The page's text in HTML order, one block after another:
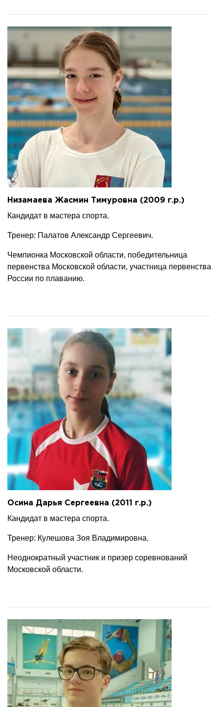
Низамаева Жасмин Тимуровна (2009 г.р.)
Кандидат в мастера спорта.
Тренер: Палатов Александр Сергеевич.
Чемпионка Московской области, победительница
первенства Московской области, участница первенства
России по плаванию.
Осина Дарья Сергеевна (2011 г.р.)
Кандидат в мастера спорта.
Тренер: Кулешова Зоя Владимировна.
Неоднократный участник и призер соревнований
Московской области.